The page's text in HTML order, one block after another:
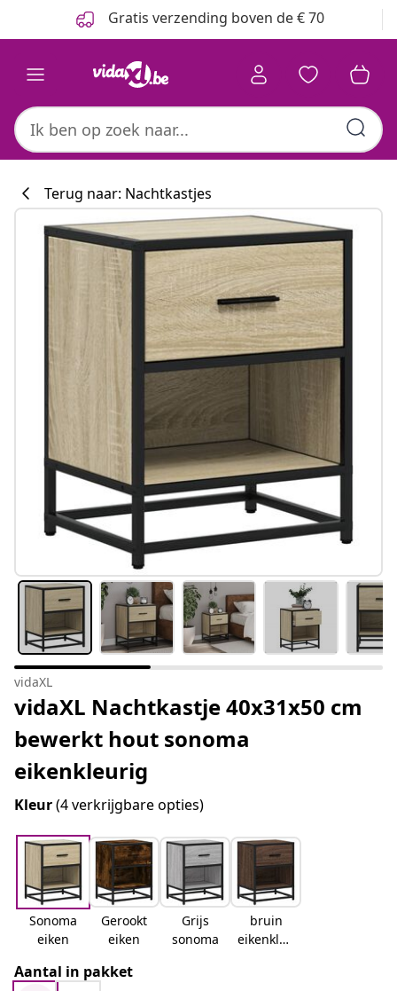
Gratis verzending boven de € 70
Terug naar: Nachtkastjes
vidaXL
vidaXL Nachtkastje 40x31x50 cm
bewerkt hout sonoma
eikenkleurig
Kleur(4 verkrijgbare opties)
Sonoma
eiken
Gerookt
eiken
Grijs
sonoma
bruin
eikenkleu
Aantal in pakket